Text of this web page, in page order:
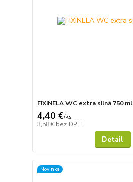
FIXINELA WC extra silná 750 ml
4,40 €/ks
3,58 € bez DPH
Detail
Novinka